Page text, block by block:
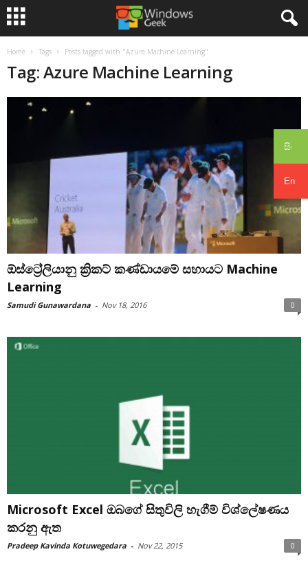
සිං
En
Home Tags Posts tagged with "Azure Machine Learning"
Tag: Azure Machine Learning
ඕස්ට්‍රේලියානු ක්‍රිකට් කණ්ඩායමේ සහායට Machine
Learning
Samudi Gunawardana - Nov 18, 2016 0
Microsoft Excel ඔබගේ සිතුවිලි හැගීම් විශ්ලේෂණය
කරනු ඇත
Pradeep Kavinda Kotuwegedara - Nov 22, 2015 0